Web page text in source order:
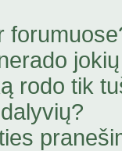
rodo tik